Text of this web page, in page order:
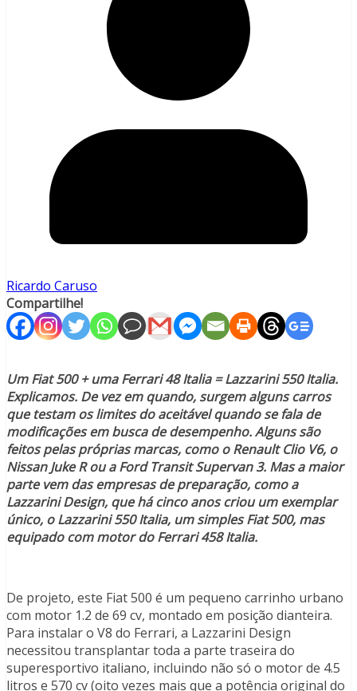
Ricardo Caruso
Compartilhe!
Um Fiat 500 + uma Ferrari 48 Italia = Lazzarini 550 Italia.
Explicamos. De vez em quando, surgem alguns carros
que testam os limites do aceitável quando se fala de
modificações em busca de desempenho. Alguns são
feitos pelas próprias marcas, como o Renault Clio V6, o
Nissan Juke R ou a Ford Transit Supervan 3. Mas a maior
parte vem das empresas de preparação, como a
Lazzarini Design, que há cinco anos criou um exemplar
único, o Lazzarini 550 Italia, um simples Fiat 500, mas
equipado com motor do Ferrari 458 Italia.
De projeto, este Fiat 500 é um pequeno carrinho urbano
com motor 1.2 de 69 cv, montado em posição dianteira.
Para instalar o V8 do Ferrari, a Lazzarini Design
necessitou transplantar toda a parte traseira do
superesportivo italiano, incluindo não só o motor de 4.5
litros e 570 cv (oito vezes mais que a potência original do